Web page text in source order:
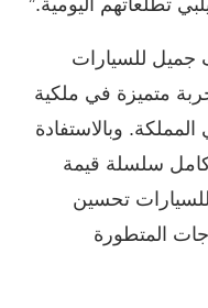
جميل للسيارات
متميزة في ملكية
وبالاستفادة
سلسلة قيمة
تحسين
المتطورة